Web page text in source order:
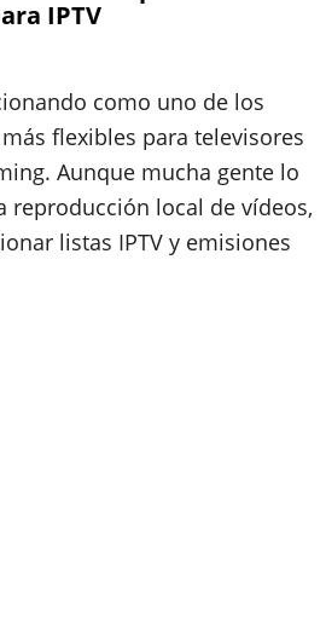
IPTV
como uno de los
flexibles para televisores
Aunque mucha gente lo
reproducción local de vídeos,
listas IPTV y emisiones